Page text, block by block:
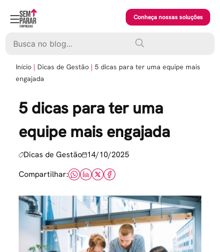
content
Conheça nossas soluções
Início Dicas de Gestão
5 dicas para ter uma equipe mais
engajada
5 dicas para ter uma
equipe mais engajada
Dicas de Gestão 14/10/2025
Compartilhar: